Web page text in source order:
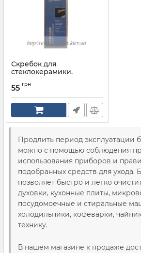
Скребок для
стеклокерамики.
ARISTON С00091279
Артикул: C00091279
55 грн
Продлить период эксплуатации
можно с помощью соблюдения
использования приборов и
подобранных средств для ухода.
позволяет быстро и легко
духовки, кухонные плиты,
посудомоечные и стиральные
холодильники, кофеварки,
технику.
В нашем магазине к продаже